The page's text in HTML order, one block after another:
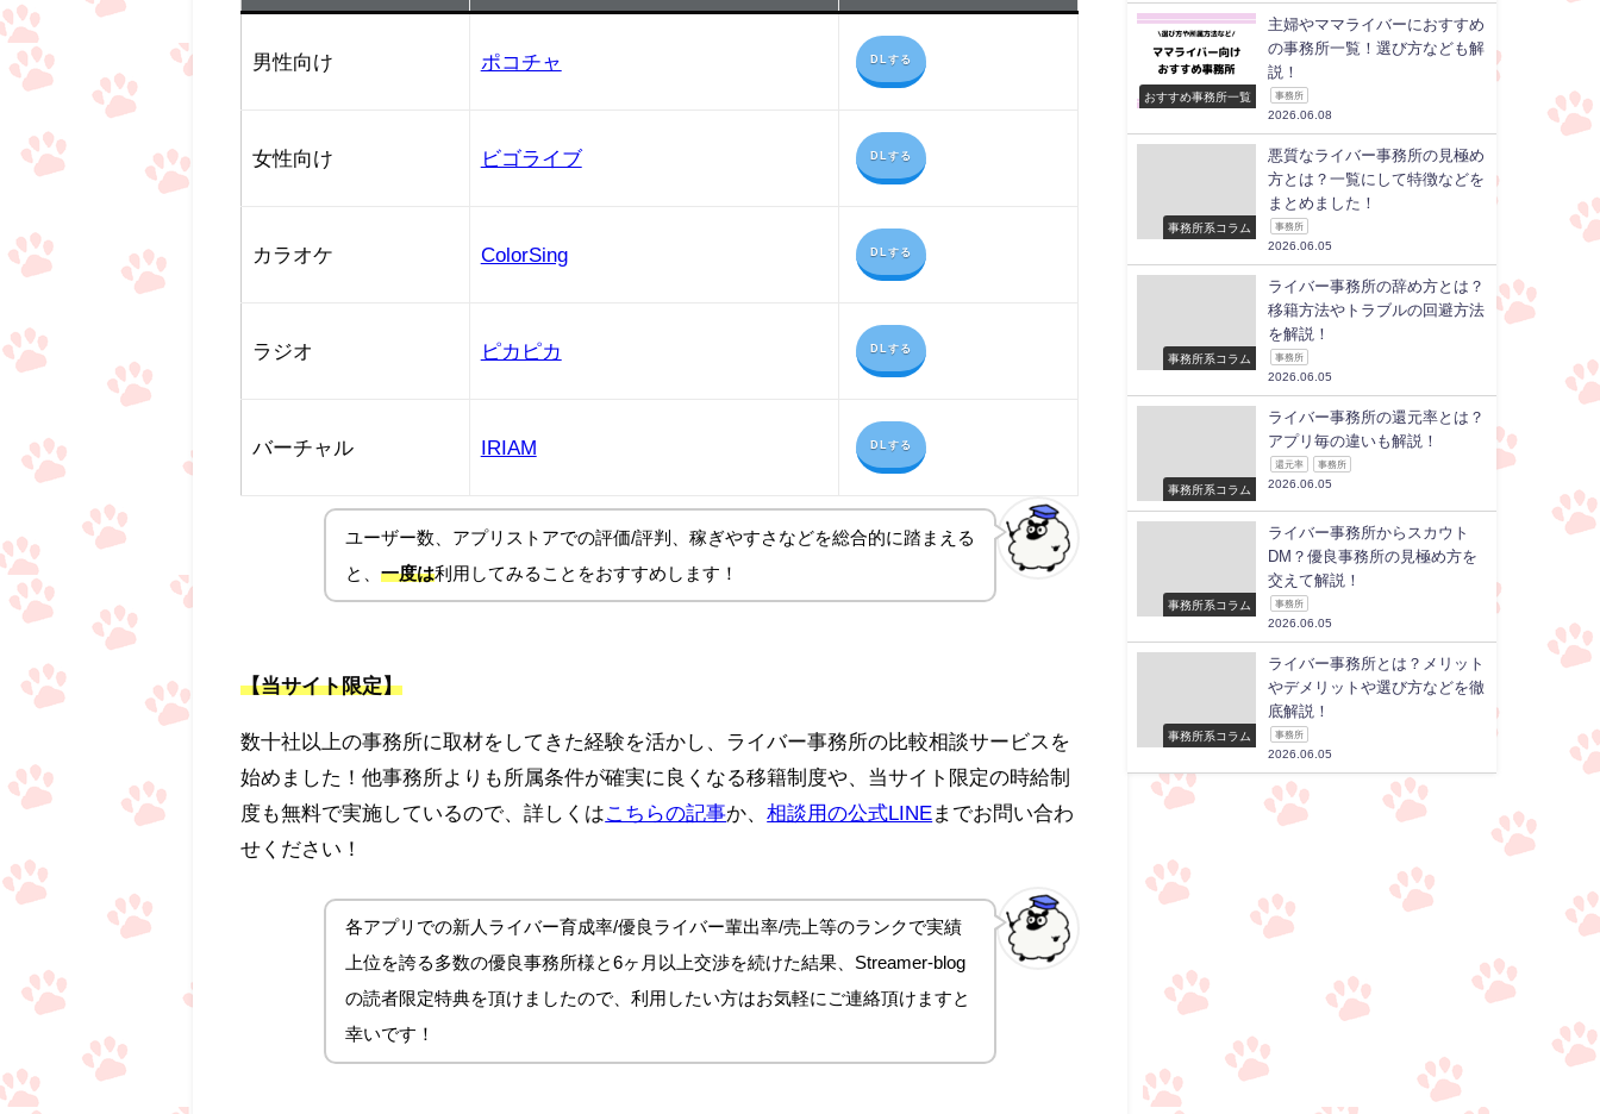
男性向け ポコチャ DLする
女性向け ビゴライブ DLする
カラオケ ColorSing DLする
ラジオ ピカピカ DLする
バーチャル IRIAM DLする
ユーザー数、アプリストアでの評価/評判、稼ぎやすさ などを総合的に踏まえる
と、 一度は利用してみることをおすすめします！
【当サイト限定】
数十社以上の事務所に取材をしてきた経験を活かし、ライバー事務所の比較相談サービスを
始めました！他事務所よりも所属条件が確実に良くなる移籍制度や、当サイト限定の時給制
度も無料で実施しているので、詳しくは こちらの記事か、相談用の公式LINEまでお問い合わ
せください！
各アプリでの新人ライバー育成率/優良ライバー輩出率/売上等のランクで実績
上位を誇る多数の優良事務所様と6ヶ月以上交渉を続けた結果、Streamer-blog
の読者限定特典を頂けましたので、利用したい方はお気軽にご連絡頂けますと
幸いです！
おすすめ事務所一覧
主婦やママライバーにおすすめ
の事務所一覧！選び方なども解
説！
事務所
2026.06.08
事務所系コラム
悪質なライバー事務所の見極め
方とは？一覧にして特徴などを
まとめました！
事務所
2026.06.05
事務所系コラム
ライバー事務所の辞め方とは？
移籍方法やトラブルの回避方法
を解説！
事務所
2026.06.05
事務所系コラム
ライバー事務所の還元率とは？
アプリ毎の違いも解説！
還元率 事務所
2026.06.05
事務所系コラム
ライバー事務所からスカウト
DM？優良事務所の見極め方を
交えて解説！
事務所
2026.06.05
事務所系コラム
ライバー事務所とは？メリット
やデメリットや選び方などを徹
底解説！
事務所
2026.06.05